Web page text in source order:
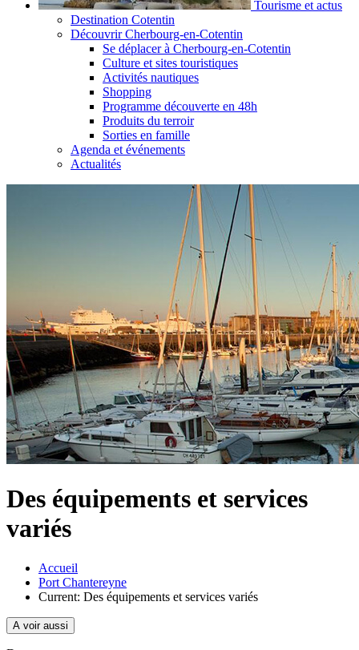
Tourisme et actus
Destination Cotentin
Découvrir Cherbourg-en-Cotentin
Se déplacer à Cherbourg-en-Cotentin
Culture et sites touristiques
Activités nautiques
Shopping
Programme découverte en 48h
Produits du terroir
Sorties en famille
Agenda et événements
Actualités
Des équipements et services
variés
Accueil
Port Chantereyne
Current: Des équipements et services variés
A voir aussi